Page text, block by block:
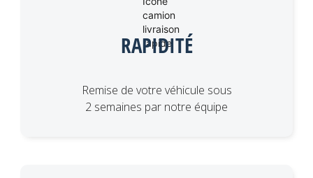
RAPIDITÉ
Remise de votre véhicule sous
2 semaines par notre équipe